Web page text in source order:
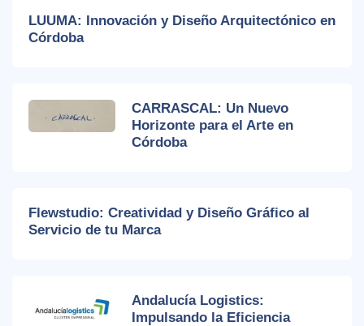
LUUMA: Innovación y Diseño Arquitectónico en
Córdoba
CARRASCAL: Un Nuevo
Horizonte para el Arte en
Córdoba
Flewstudio: Creatividad y Diseño Gráfico al
Servicio de tu Marca
Andalucía Logistics:
Impulsando la Eficiencia